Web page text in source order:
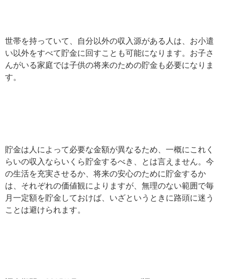
世帯を持っていて、自分以外の収入源がある人は、お小遣
い以外をすべて貯金に回すことも可能になります。お子さ
んがいる家庭では子供の将来のための貯金も必要になりま
す。
貯金は人によって必要な金額が異なるため、一概にこれく
らいの収入ならいくら貯金するべき、とは言えません。今
の生活を充実させるか、将来の安心のために貯金するか
は、それぞれの価値観によりますが、無理のない範囲で毎
月一定額を貯金しておけば、いざというときに路頭に迷う
ことは避けられます。